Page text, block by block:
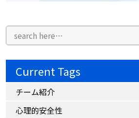
Current Tags
チーム紹介
心理的安全性